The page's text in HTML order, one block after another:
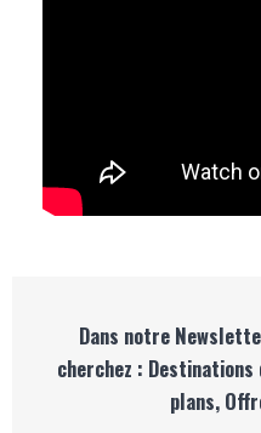
Dans notre
cherchez :
plans,